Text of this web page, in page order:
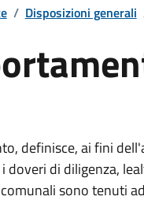
/ Disposizioni generali
definisce, ai fini
di diligenza,
sono tenuti